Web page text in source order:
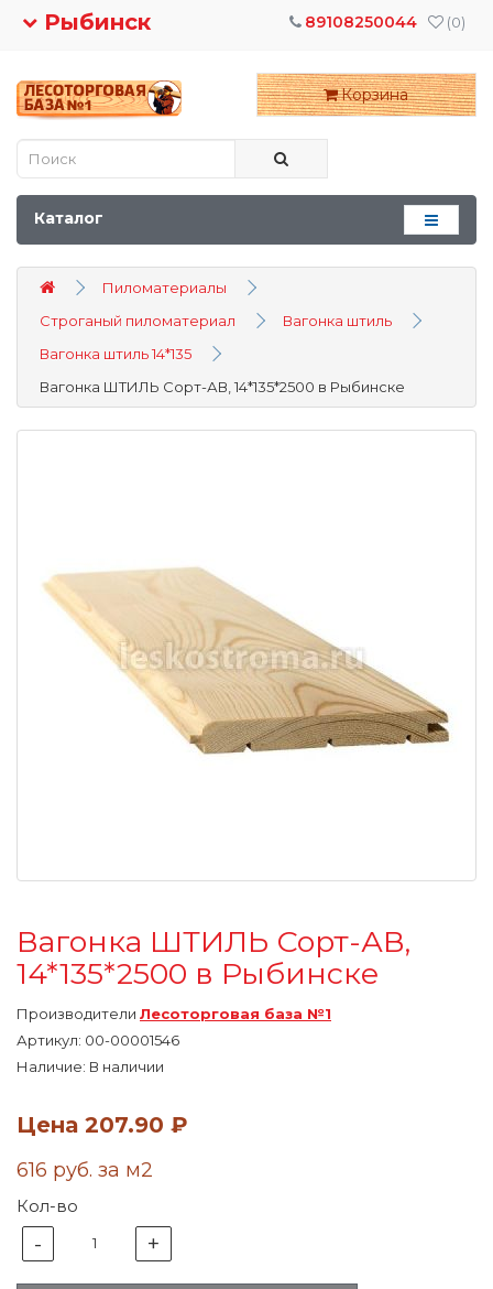
Рыбинск (0)
89108250044
Корзина
Каталог
Пиломатериалы
Строганый пиломатериал
Вагонка штиль
Вагонка штиль 14*135
Вагонка ШТИЛЬ Сорт-АВ, 14*135*2500 в Рыбинске
Вагонка ШТИЛЬ Сорт-АВ,
14*135*2500 в Рыбинске
Производители Лесоторговая база №1
Артикул: 00-00001546
Наличие: В наличии
Цена 207.90 ₽
616 руб. за м2
Кол-во
- 1 +